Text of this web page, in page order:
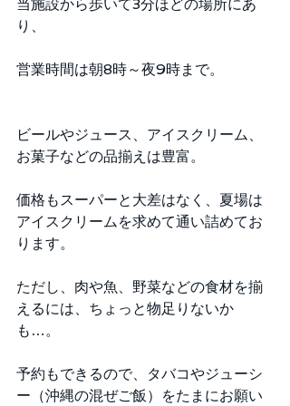
当施設から歩いて3分ほどの場所にあ
り、
営業時間は朝8時～夜9時まで。
ビールやジュース、アイスクリーム、
お菓子などの品揃えは豊富。
価格もスーパーと大差はなく、夏場は
アイスクリームを求めて通い詰めてお
ります。
ただし、肉や魚、野菜などの食材を揃
えるには、ちょっと物足りないか
も…。
予約もできるので、タバコやジューシ
ー（沖縄の混ぜご飯）をたまにお願い